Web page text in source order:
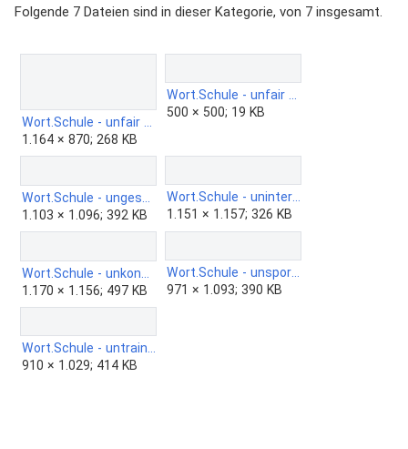
Folgende 7 Dateien sind in dieser Kategorie, von 7 insgesamt.
1.164 × 870; 268 KB
500 × 500; 19 KB
1.103 × 1.096; 392 KB
1.151 × 1.157; 326 KB
1.170 × 1.156; 497 KB
971 × 1.093; 390 KB
910 × 1.029; 414 KB